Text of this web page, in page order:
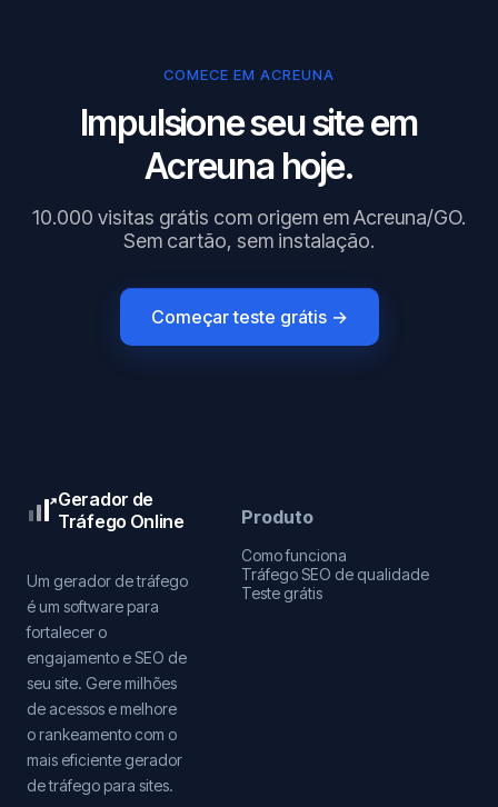
COMECE EM ACREUNA
Impulsione seu site em
Acreuna hoje.
10.000 visitas grátis com origem em Acreuna/GO.
Sem cartão, sem instalação.
Começar teste grátis →
Gerador de
Tráfego Online
Um gerador de tráfego
é um software para
fortalecer o
engajamento e SEO de
seu site. Gere milhões
de acessos e melhore
o rankeamento com o
mais eficiente gerador
de tráfego para sites.
Produto
Como funciona
Tráfego SEO de qualidade
Teste grátis